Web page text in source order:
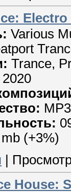
Electro
Various
Trance,
2020
(+3%)
House: